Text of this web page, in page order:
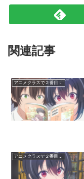
関連記事
アニメクラスで２番目に可愛い女の子と友だちになった